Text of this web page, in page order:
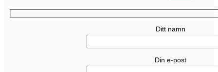
Ditt namn
Din e-post